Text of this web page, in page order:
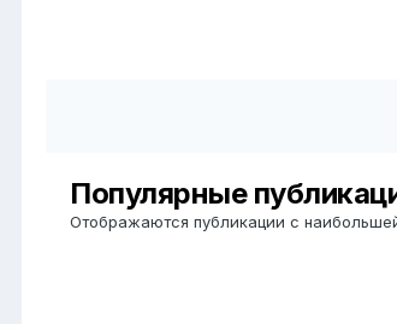
Популярные
Отображаются публикации с